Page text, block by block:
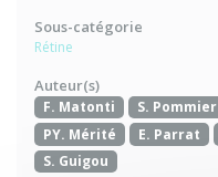
Sous-catégorie
Rétine
Auteur(s)
F. Matonti S. Pommier
PY. Mérité
E. Parrat
S. Guigou